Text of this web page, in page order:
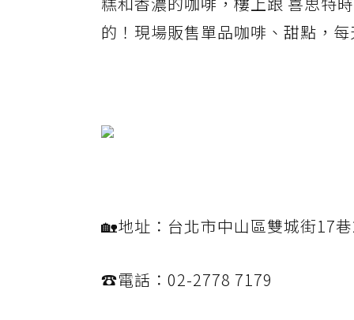
的！現場販售單品咖啡、甜點，
🏡地址：台北市中山區雙城街17
☎電話：02-2778 7179